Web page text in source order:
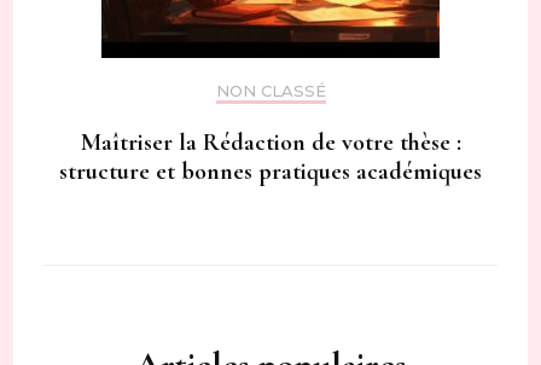
NON CLASSÉ
Maîtriser la Rédaction de votre thèse :
structure et bonnes pratiques académiques